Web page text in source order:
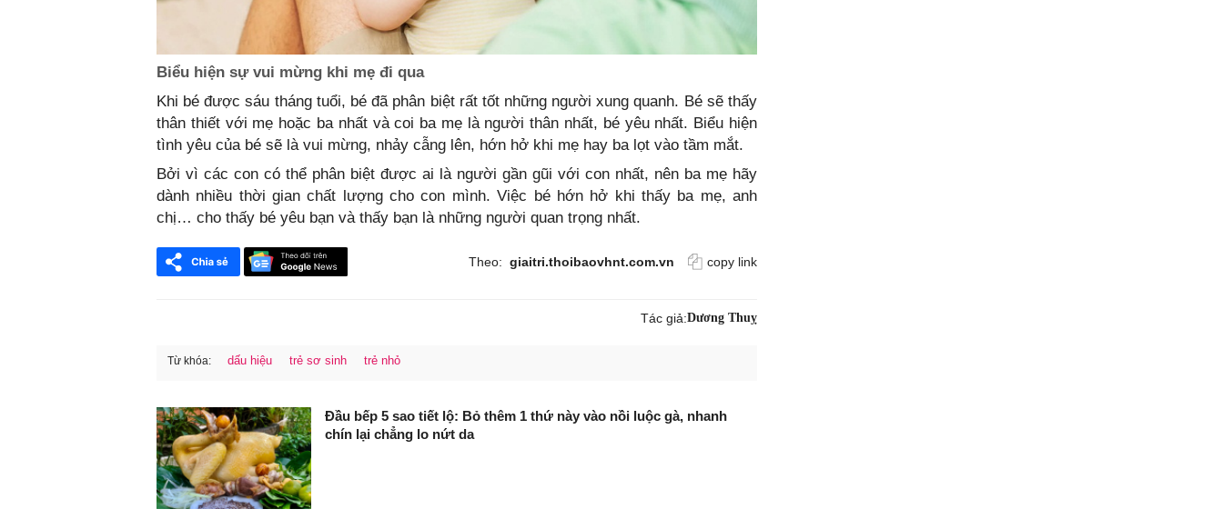
Biểu hiện sự vui mừng khi mẹ đi qua
Khi bé được sáu tháng tuổi, bé đã phân biệt rất tốt những người xung quanh. Bé sẽ thấy
thân thiết với mẹ hoặc ba nhất và coi ba mẹ là người thân nhất, bé yêu nhất. Biểu hiện
tình yêu của bé sẽ là vui mừng, nhảy cẫng lên, hớn hở khi mẹ hay ba lọt vào tầm mắt.
Bởi vì các con có thể phân biệt được ai là người gần gũi với con nhất, nên ba mẹ hãy
dành nhiều thời gian chất lượng cho con mình. Việc bé hớn hở khi thấy ba mẹ, anh
chị… cho thấy bé yêu bạn và thấy bạn là những người quan trọng nhất.
Theo: giaitri.thoibaovhnt.com.vn copy link
Tác giả:Dương Thuỵ
Từ khóa: dấu hiệu trẻ sơ sinh trẻ nhỏ
Đầu bếp 5 sao tiết lộ: Bỏ thêm 1 thứ này vào nồi luộc gà, nhanh
chín lại chẳng lo nứt da